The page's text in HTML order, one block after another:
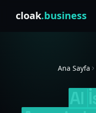
cloak.business
Ana Sayfa